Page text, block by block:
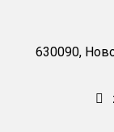
630090,